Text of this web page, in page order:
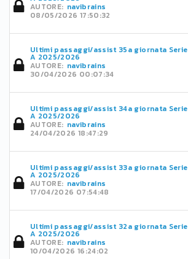
AUTORE: navibrains
08/05/2026 17:50:32
Ultimi passaggi/assist 35a giornata Serie
A 2025/2026
AUTORE: navibrains
30/04/2026 00:07:34
Ultimi passaggi/assist 34a giornata Serie
A 2025/2026
AUTORE: navibrains
24/04/2026 18:47:29
Ultimi passaggi/assist 33a giornata Serie
A 2025/2026
AUTORE: navibrains
17/04/2026 07:54:48
Ultimi passaggi/assist 32a giornata Serie
A 2025/2026
AUTORE: navibrains
10/04/2026 16:24:02